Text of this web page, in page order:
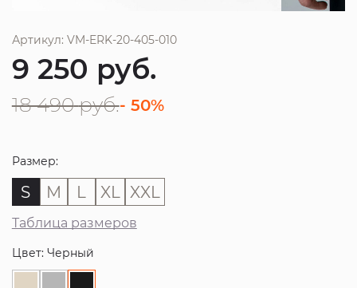
Артикул: VM-ERK-20-405-010
9 250 руб.
18 490 руб.- 50%
Размер:
S M L XL XXL
Таблица размеров
Цвет: Черный